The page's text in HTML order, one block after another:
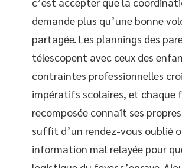
demande plus qu’une bonne
partagée. Les plannings des
télescopent avec ceux des
contraintes professionnelles
impératifs scolaires, et chaque
recomposée connaît ses
suffit d’un rendez-vous oublié
information mal relayée pour